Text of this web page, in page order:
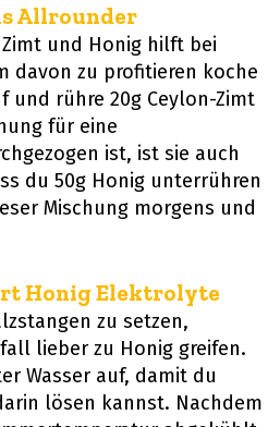
Allrounder
und Honig hilft bei
davon zu profitieren koche
und rühre 20g Ceylon-Zimt
für eine
ist, ist sie auch
du 50g Honig unterrühren
Mischung morgens und
Honig Elektrolyte
zu setzen,
lieber zu Honig greifen.
Wasser auf, damit du
lösen kannst. Nachdem